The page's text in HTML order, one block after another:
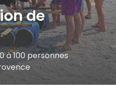
de
à 100 personnes